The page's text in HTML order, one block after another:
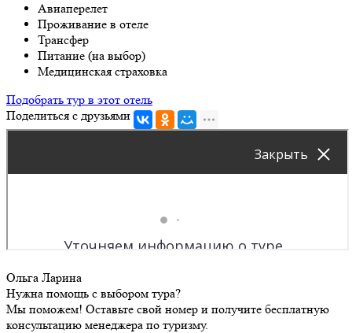
Авиаперелет
Проживание в отеле
Трансфер
Питание (на выбор)
Медицинская страховка
Подобрать тур в этот отель
Поделиться с друзьями
Ольга Ларина
Нужна помощь с выбором тура?
Мы поможем! Оставьте свой номер и получите бесплатную
консультацию менеджера по туризму.